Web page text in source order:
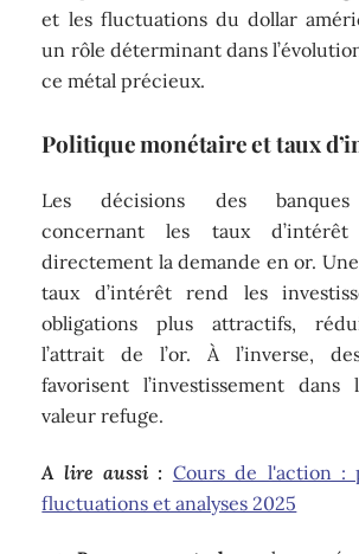
et les fluctuations du dollar
un rôle déterminant dans
ce métal précieux.
Politique monétaire et taux
Les décisions des banques
concernant les taux d’intérêt
directement la demande en or.
taux d’intérêt rend les
obligations plus attractifs,
l’attrait de l’or. À l’inverse,
favorisent l’investissement dans
valeur refuge.
A lire aussi : Cours de l'action :
fluctuations et analyses 2025